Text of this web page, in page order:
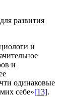
развития
и
и
одинаковые
себе»[13].